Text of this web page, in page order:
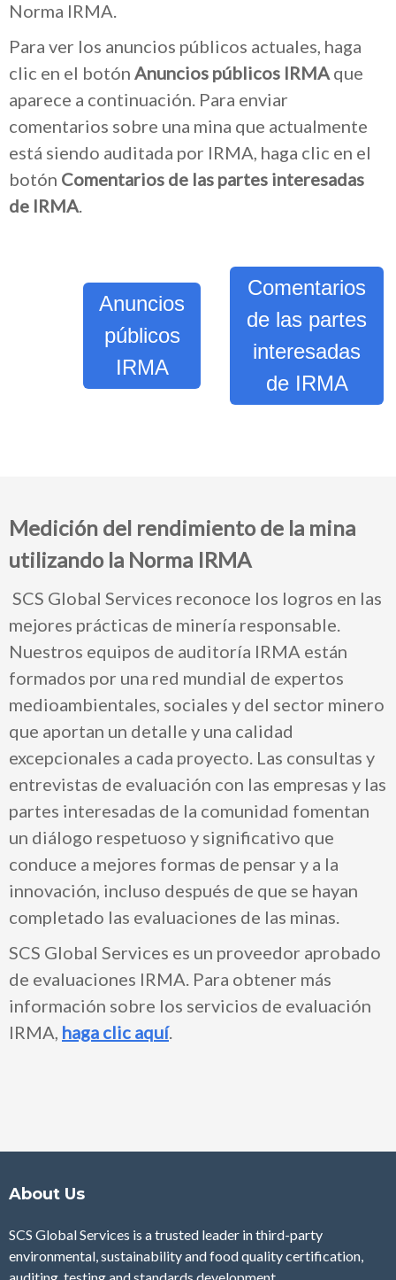
Norma IRMA.
Para ver los anuncios públicos actuales, haga
clic en el botón Anuncios públicos IRMA que
aparece a continuación. Para enviar
comentarios sobre una mina que actualmente
está siendo auditada por IRMA, haga clic en el
botón Comentarios de las partes interesadas
de IRMA.
Anuncios
públicos
IRMA
Comentarios
de las partes
interesadas
de IRMA
Medición del rendimiento de la mina
utilizando la Norma IRMA
SCS Global Services reconoce los logros en las
mejores prácticas de minería responsable.
Nuestros equipos de auditoría IRMA están
formados por una red mundial de expertos
medioambientales, sociales y del sector minero
que aportan un detalle y una calidad
excepcionales a cada proyecto. Las consultas y
entrevistas de evaluación con las empresas y las
partes interesadas de la comunidad fomentan
un diálogo respetuoso y significativo que
conduce a mejores formas de pensar y a la
innovación, incluso después de que se hayan
completado las evaluaciones de las minas.
SCS Global Services es un proveedor aprobado
de evaluaciones IRMA. Para obtener más
información sobre los servicios de evaluación
IRMA, haga clic aquí.
About Us
SCS Global Services is a trusted leader in third-party
environmental, sustainability and food quality certification,